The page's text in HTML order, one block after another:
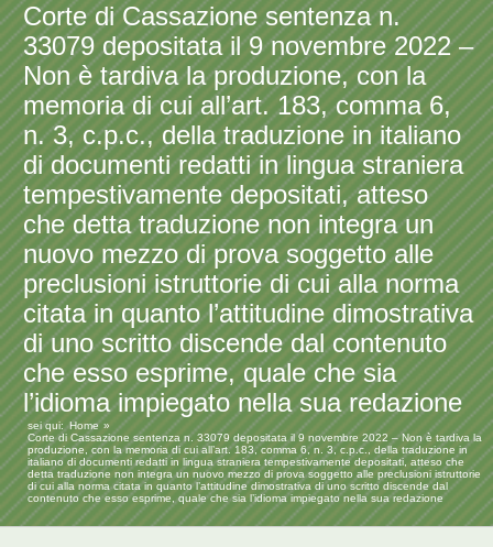
Corte di Cassazione sentenza n.
33079 depositata il 9 novembre 2022 –
Non è tardiva la produzione, con la
memoria di cui all’art. 183, comma 6,
n. 3, c.p.c., della traduzione in italiano
di documenti redatti in lingua straniera
tempestivamente depositati, atteso
che detta traduzione non integra un
nuovo mezzo di prova soggetto alle
preclusioni istruttorie di cui alla norma
citata in quanto l’attitudine dimostrativa
di uno scritto discende dal contenuto
che esso esprime, quale che sia
l’idioma impiegato nella sua redazione
sei qui:
Home
Corte di Cassazione sentenza n. 33079 depositata il 9 novembre 2022 – Non è tardiva la
produzione, con la memoria di cui all’art. 183, comma 6, n. 3, c.p.c., della traduzione in
italiano di documenti redatti in lingua straniera tempestivamente depositati, atteso che
detta traduzione non integra un nuovo mezzo di prova soggetto alle preclusioni istruttorie
di cui alla norma citata in quanto l’attitudine dimostrativa di uno scritto discende dal
contenuto che esso esprime, quale che sia l’idioma impiegato nella sua redazione